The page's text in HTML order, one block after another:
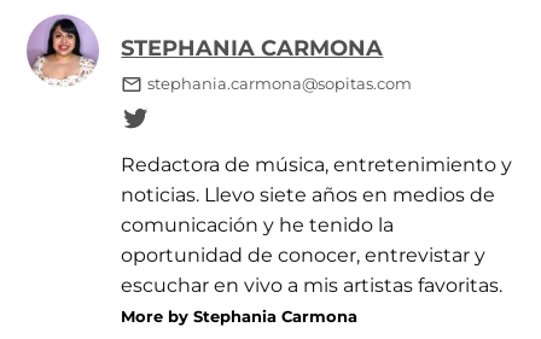
STEPHANIA CARMONA
stephania.carmona@sopitas.com
Redactora de música, entretenimiento y
noticias. Llevo siete años en medios de
comunicación y he tenido la
oportunidad de conocer, entrevistar y
escuchar en vivo a mis artistas favoritas.
More by Stephania Carmona